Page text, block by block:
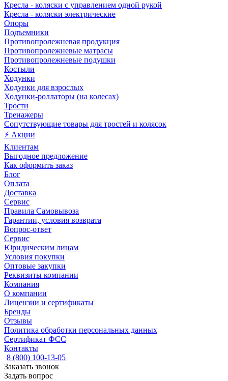
Кресла - коляски с управлением одной рукой
Кресла - коляски электрические
Опоры
Подъемники
Противопролежневая продукция
Противопролежневые матрасы
Противопролежневые подушки
Костыли
Ходунки
Ходунки для взрослых
Ходунки-роллаторы (на колесах)
Трости
Тренажеры
Сопутствующие товары для тростей и колясок
⚡ Акции
Клиентам
Выгодное предложение
Как оформить заказ
Блог
Оплата
Доставка
Сервис
Правила Самовывоза
Гарантии, условия возврата
Вопрос-ответ
Сервис
Юридическим лицам
Условия покупки
Оптовые закупки
Реквизиты компании
Компания
О компании
Лицензии и сертификаты
Бренды
Отзывы
Политика обработки персональных данных
Сертификат ФСС
Контакты
8 (800) 100-13-05
Заказать звонок
Задать вопрос